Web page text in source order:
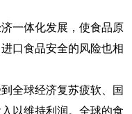
一体化发展，使食品原
口食品安全的风险也相
全球经济复苏疲软、国
以维持利润。全球的食